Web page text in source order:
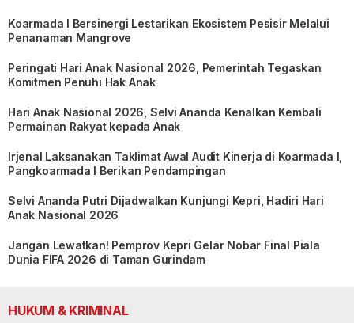
Koarmada I Bersinergi Lestarikan Ekosistem Pesisir Melalui
Penanaman Mangrove
Peringati Hari Anak Nasional 2026, Pemerintah Tegaskan
Komitmen Penuhi Hak Anak
Hari Anak Nasional 2026, Selvi Ananda Kenalkan Kembali
Permainan Rakyat kepada Anak
Irjenal Laksanakan Taklimat Awal Audit Kinerja di Koarmada I,
Pangkoarmada I Berikan Pendampingan
Selvi Ananda Putri Dijadwalkan Kunjungi Kepri, Hadiri Hari
Anak Nasional 2026
Jangan Lewatkan! Pemprov Kepri Gelar Nobar Final Piala
Dunia FIFA 2026 di Taman Gurindam
HUKUM & KRIMINAL